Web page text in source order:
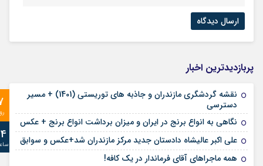
پربازدیدترین اخبار
نقشه گردشگری مازندران و جاذبه های توریستی (1401) + مسیر
دسترسی
نگاهی به انواع برنج در ایران و میزان برداشت انواع برنج + عکس
علی‌ اکبر عالیشاه دادستان جدید مرکز مازندران شد+عکس و سوابق
همه ماجراهای آقای فرماندار در یک کافه!